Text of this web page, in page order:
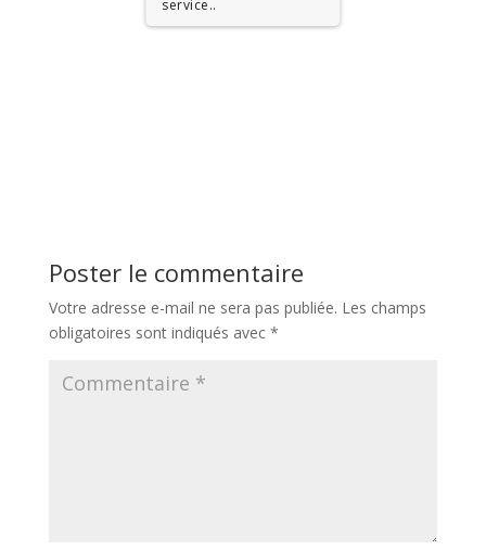
service..
Poster le commentaire
Votre adresse e-mail ne sera pas publiée. Les champs
obligatoires sont indiqués avec *